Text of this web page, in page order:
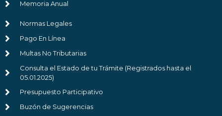
Memoria Anual
Normas Legales
Pago En Línea
Multas No Tributarias
Consulta el Estado de tu Trámite (Registrados hasta el
05.01.2025)
Presupuesto Participativo
Buzón de Sugerencias